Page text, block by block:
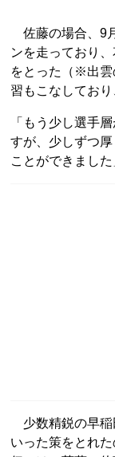
佐藤の場合、9
ンを走っており
をとった（※出雲
習もこなしており
「もう少し選手
すが、少しずつ
ことができました
少数精鋭の早稲
いった策をとれ